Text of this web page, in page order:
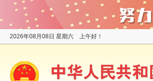
2026年08月08日 星期六 上午好！